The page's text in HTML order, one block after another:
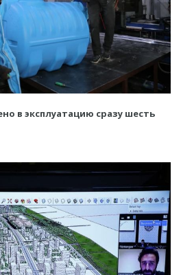
в эксплуатацию сразу шесть